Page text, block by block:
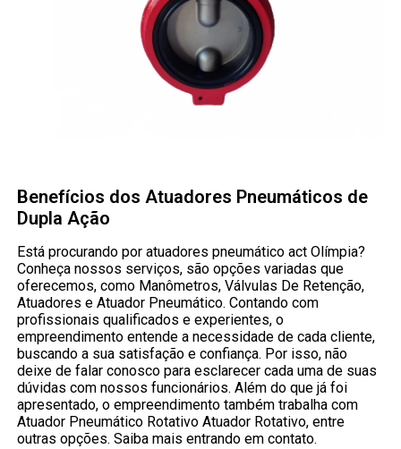
Benefícios dos Atuadores Pneumáticos de
Dupla Ação
Está procurando por atuadores pneumático act Olímpia?
Conheça nossos serviços, são opções variadas que
oferecemos, como Manômetros, Válvulas De Retenção,
Atuadores e Atuador Pneumático. Contando com
profissionais qualificados e experientes, o
empreendimento entende a necessidade de cada cliente,
buscando a sua satisfação e confiança. Por isso, não
deixe de falar conosco para esclarecer cada uma de suas
dúvidas com nossos funcionários. Além do que já foi
apresentado, o empreendimento também trabalha com
Atuador Pneumático Rotativo Atuador Rotativo, entre
outras opções. Saiba mais entrando em contato.